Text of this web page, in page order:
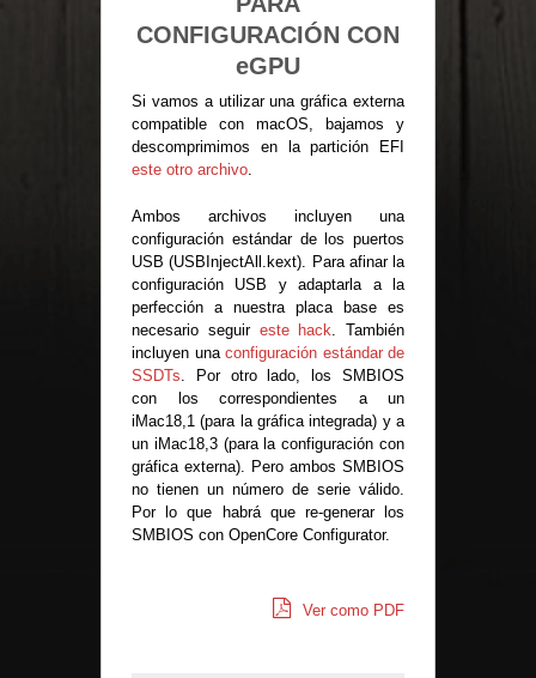
CONFIGURACIÓN CON
eGPU
Si vamos a utilizar una gráfica externa
compatible con macOS, bajamos y
descomprimimos en la partición EFI
este otro archivo.
Ambos archivos incluyen una
configuración estándar de los puertos
USB (USBInjectAll.kext). Para afinar la
configuración USB y adaptarla a la
perfección a nuestra placa base es
necesario seguir este hack . También
incluyen una configuración estándar de
SSDTs . Por otro lado, los SMBIOS
con los correspondientes a un
iMac18,1 (para la gráfica integrada) y a
un iMac18,3 (para la configuración con
gráfica externa). Pero ambos SMBIOS
no tienen un número de serie válido.
Por lo que habrá que re-generar los
SMBIOS con OpenCore Configurator.
Ver como PDF